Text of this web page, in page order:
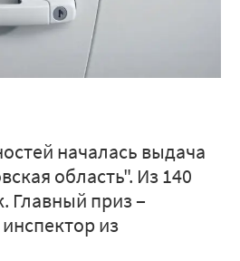
началась выдача
область". Из 140
Главный приз ‒
из